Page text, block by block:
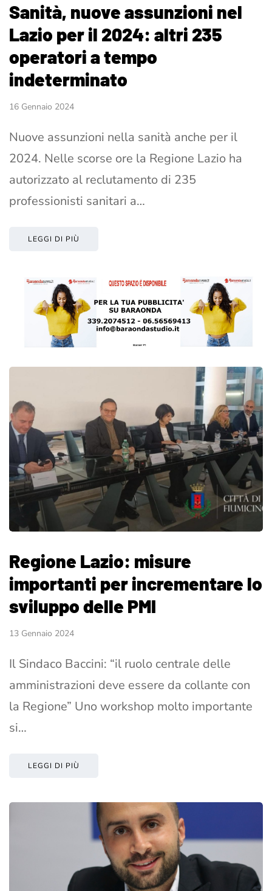
Sanità, nuove assunzioni nel
Lazio per il 2024: altri 235
operatori a tempo
indeterminato
16 Gennaio 2024
Nuove assunzioni nella sanità anche per il
2024. Nelle scorse ore la Regione Lazio ha
autorizzato al reclutamento di 235
professionisti sanitari a…
LEGGI DI PIÙ
Regione Lazio: misure
importanti per incrementare lo
sviluppo delle PMI
13 Gennaio 2024
Il Sindaco Baccini: “il ruolo centrale delle
amministrazioni deve essere da collante con
la Regione” Uno workshop molto importante
si…
LEGGI DI PIÙ